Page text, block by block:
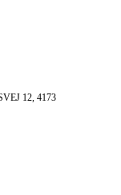
12, 4173